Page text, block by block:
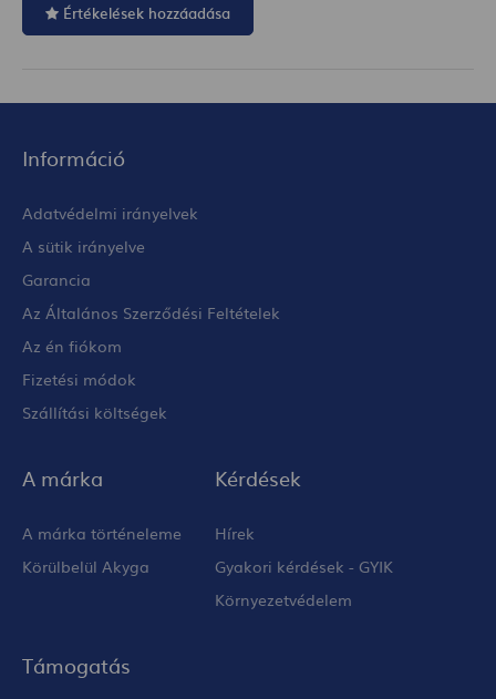
Értékelések hozzáadása
Információ
Adatvédelmi irányelvek
A sütik irányelve
Garancia
Az Általános Szerződési Feltételek
Az én fiókom
Fizetési módok
Szállítási költségek
A márka
A márka történeleme
Körülbelül Akyga
Kérdések
Hírek
Gyakori kérdések - GYIK
Környezetvédelem
Támogatás